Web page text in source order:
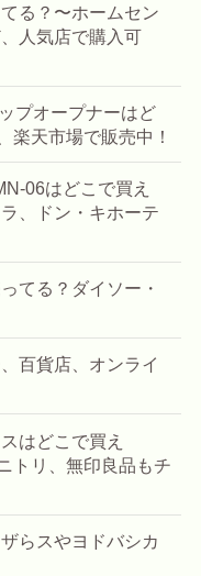
る？〜ホームセン
人気店で購入可
プオープナーはど
楽天市場で販売中！
06はどこで買え
、ドン・キホーテ
てる？ダイソー・
百貨店、オンライ
はどこで買え
トリ、無印良品もチ
らスやヨドバシカ